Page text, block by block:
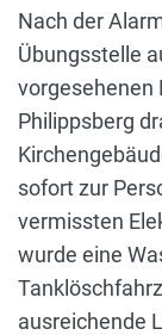
Nach der
Übungsstelle
vorgesehenen
Philippsberg
sofort zur
vermissten
wurde eine
ausreichende